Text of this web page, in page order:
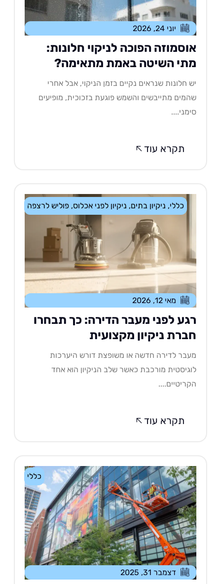
יוני 24, 2026
הפוכה לניקוי חלונות:
השיטה באמת מתאימה?
חלונות שנראים נקיים בזמן הניקוי, אבל אחרי
מתייבשים והשמש פוגעת בזכוכית, מופיעים
תקרא עוד
ניקיון בתים,ניקיון לפני אכלוס,פוליש לרצפה
מאי 12, 2026
לפני מעבר הדירה: כך תבחרו
ניקיון מקצועית
לדירה חדשה או משופצת דורש היערכות
מורכבת כאשר שלב הניקיון הוא אחד
תקרא עוד
כללי
דצמבר 31, 2025